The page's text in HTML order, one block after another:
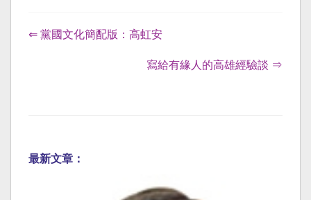
⇐ 黨國文化簡配版：高虹安
寫給有緣人的高雄經驗談 ⇒
最新文章：